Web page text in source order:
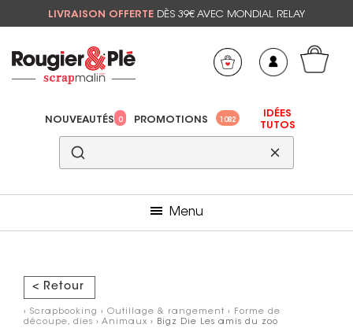
LIVRAISON OFFERTE DÈS 39€ AVEC MONDIAL RELAY
NOUVEAUTÉS 0 PROMOTIONS 1082
IDÉES
TUTOS
Menu
< Retour
› Scrapbooking › Outillage & rangement › Forme de
découpe, dies › Animaux › Bigz Die Les amis du zoo